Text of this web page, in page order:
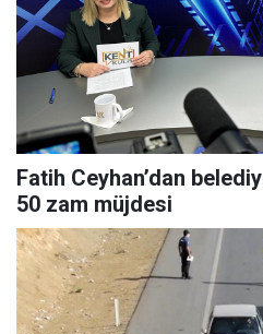
Fatih Ceyhan’dan
50 zam müjdesi